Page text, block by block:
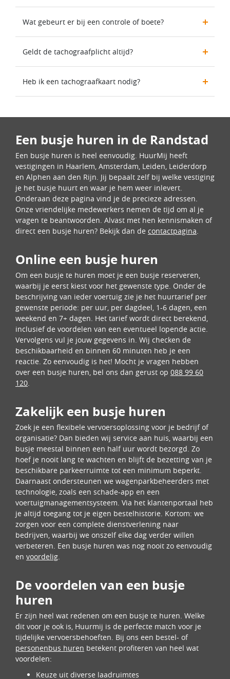
Wat gebeurt er bij een controle of boete?
Geldt de tachograafplicht altijd?
Heb ik een tachograafkaart nodig?
Een busje huren in de Randstad
Een busje huren is heel eenvoudig. HuurMij heeft
vestigingen in Haarlem, Amsterdam, Leiden, Leiderdorp
en Alphen aan den Rijn. Jij bepaalt zelf bij welke vestiging
je het busje huurt en waar je hem weer inlevert.
Onderaan deze pagina vind je de precieze adressen.
Onze vriendelijke medewerkers nemen de tijd om al je
vragen te beantwoorden. Alvast met hen kennismaken of
direct een busje huren? Bekijk dan de contactpagina
Online een busje huren
Om een busje te huren moet je een busje reserveren,
waarbij je eerst kiest voor het gewenste type. Onder de
beschrijving van ieder voertuig zie je het huurtarief per
gewenste periode: per uur, per dagdeel, 1-6 dagen, een
weekend en 7+ dagen. Het tarief wordt direct berekend,
inclusief de voordelen van een eventueel lopende actie.
Vervolgens vul je jouw gegevens in. Wij checken de
beschikbaarheid en binnen 60 minuten heb je een
reactie. Zo eenvoudig is het! Mocht je vragen hebben
over een busje huren, bel ons dan gerust op 088 99 60
120
Zakelijk een busje huren
Zoek je een flexibele vervoersoplossing voor je bedrijf of
organisatie? Dan bieden wij service aan huis, waarbij een
busje meestal binnen een half uur wordt bezorgd. Zo
hoef je nooit lang te wachten en blijft de bezetting van je
beschikbare parkeerruimte tot een minimum beperkt.
Daarnaast ondersteunen we wagenparkbeheerders met
technologie, zoals een schade-app en een
voertuigmanagementsysteem. Via het klantenportaal heb
je altijd toegang tot je eigen bestelhistorie. Kortom: we
zorgen voor een complete dienstverlening naar
bedrijven, waarbij we onszelf elke dag verder willen
verbeteren. Een busje huren was nog nooit zo eenvoudig
en voordelig
De voordelen van een busje
huren
Er zijn heel wat redenen om een busje te huren. Welke
dit voor je ook is, Huurmij is de perfecte match voor je
tijdelijke vervoersbehoeften. Bij ons een bestel- of
personenbus huren betekent profiteren van heel wat
voordelen:
Keuze uit diverse laadruimtes